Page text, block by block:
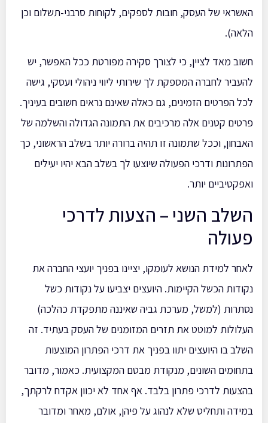
האשראי של העסק, חובות לספקים, לקוחות סרבני-תשלום וכן
הלאה).
חשוב מאד לציין, כי לצורך סקירה מפורטת ככל האפשר, יש
להעביר לחברה המספקת לך שירותי ליווי ניהולי ועסקי, גישה
לכל הפרטים הזמינים, גם כאלה שאינם נראים חשובים בעיניך.
פרטים קטנים אלה מרכיבים את התמונה הגדולה והשלמה של
האבחון, וככל שתמונה זו תהיה ברורה יותר בשלב הראשוני, כך
הפתרונות ודרכי הפעולה שיוצעו לך בשלב הבא יהיו יעילים
ואפקטיביים יותר.
השלב השני – הצעות לדרכי
פעולה
לאחר למידת הנושא לעומקו, יציינו בפניך יועצי החברה את
נקודות הכשל הקיימות. היועצים יצביעו על נקודות כשל
נסתרות (למשל, מערכת גביה שאיננה מתפקדת כהלכה)
העלולות למוטט את תזרים המזומנים של העסק בעתיד. זה
השלב בו היועצים יתוו בפניך את דרכי הפתרון המוצעות
בתחומים השונים, מנקודת מבטם המקצועית. כאמור, מדובר
בהצעות לדרכי פתרון בלבד. אף אחד לא יכוון אקדח לרקתך,
במידה ותחליט שלא לנהוג על פיהן, אולם, מאחר ומדובר